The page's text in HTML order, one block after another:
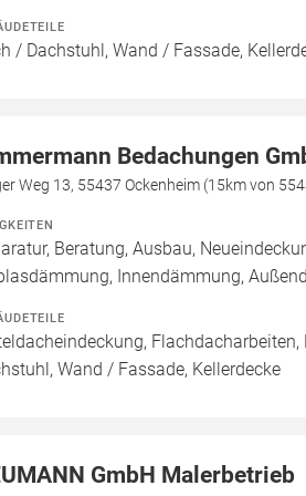
/ Dachstuhl, Wand / Fassade,
Bedachungen
Weg 13, 55437 Ockenheim (15km von
Beratung, Ausbau,
Innendämmung,
Wand / Fassade, Kellerdecke
GmbH Malerbetrieb